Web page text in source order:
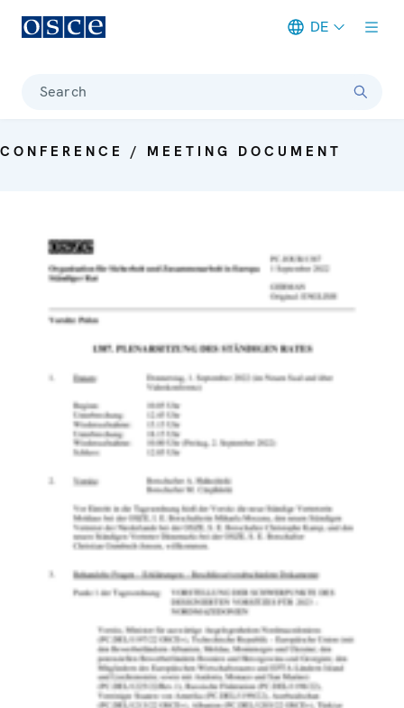
DE
Search
CONFERENCE / MEETING DOCUMENT